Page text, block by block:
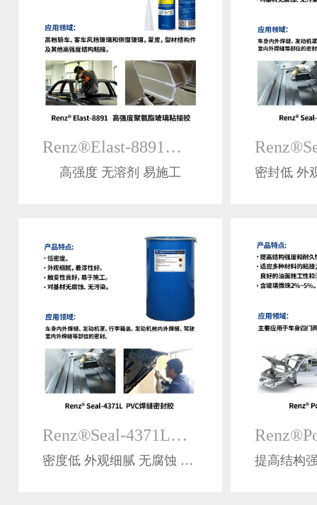
Renz®Elast-8891高强度聚氨酯玻璃粘接胶
高强度 无溶剂 易施工
Renz®Seal-4371L单组分热固化型密封胶
密度低 外观细腻 无腐蚀 无污染